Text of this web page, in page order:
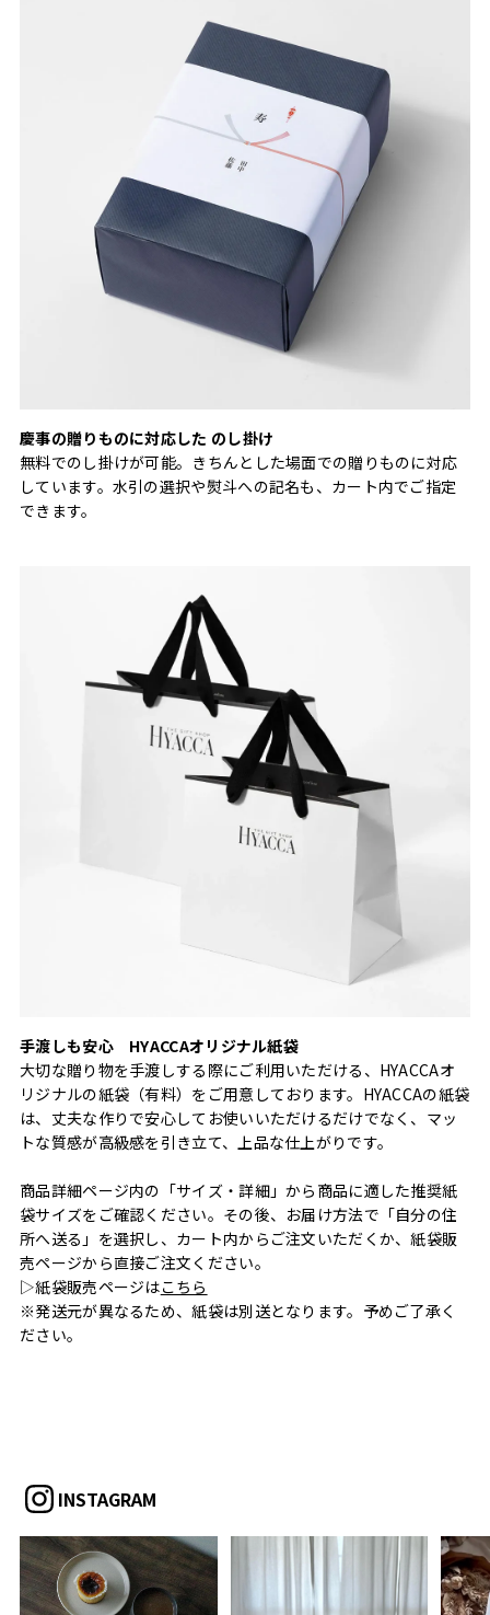
慶事の贈りものに対応した のし掛け
無料でのし掛けが可能。きちんとした場面での贈りものに対応
しています。水引の選択や熨斗への記名も、カート内でご指定
できます。
手渡しも安心 HYACCAオリジナル紙袋
大切な贈り物を手渡しする際にご利用いただける、HYACCAオ
リジナルの紙袋（有料）をご用意しております。HYACCAの紙袋
は、丈夫な作りで安心してお使いいただけるだけでなく、マッ
トな質感が高級感を引き立て、上品な仕上がりです。
商品詳細ページ内の「サイズ・詳細」から商品に適した推奨紙
袋サイズをご確認ください。その後、お届け方法で「自分の住
所へ送る」を選択し、カート内からご注文いただくか、紙袋販
売ページから直接ご注文ください。
▷紙袋販売ページはこちら
※発送元が異なるため、紙袋は別送となります。予めご了承く
ださい。
INSTAGRAM